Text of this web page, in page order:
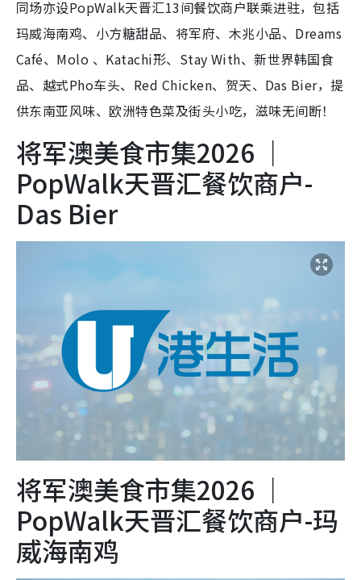
Café、Molo 、Katachi形、Stay With、新世界韩国食
品、越式Pho车头、Red Chicken、贺天、Das Bier，提
供东南亚风味、欧洲特色菜及街头小吃，滋味无间断！
将军澳美食市集2026 ｜
PopWalk天晋汇餐饮商户-
Das Bier
将军澳美食市集2026 ｜
PopWalk天晋汇餐饮商户-玛
威海南鸡